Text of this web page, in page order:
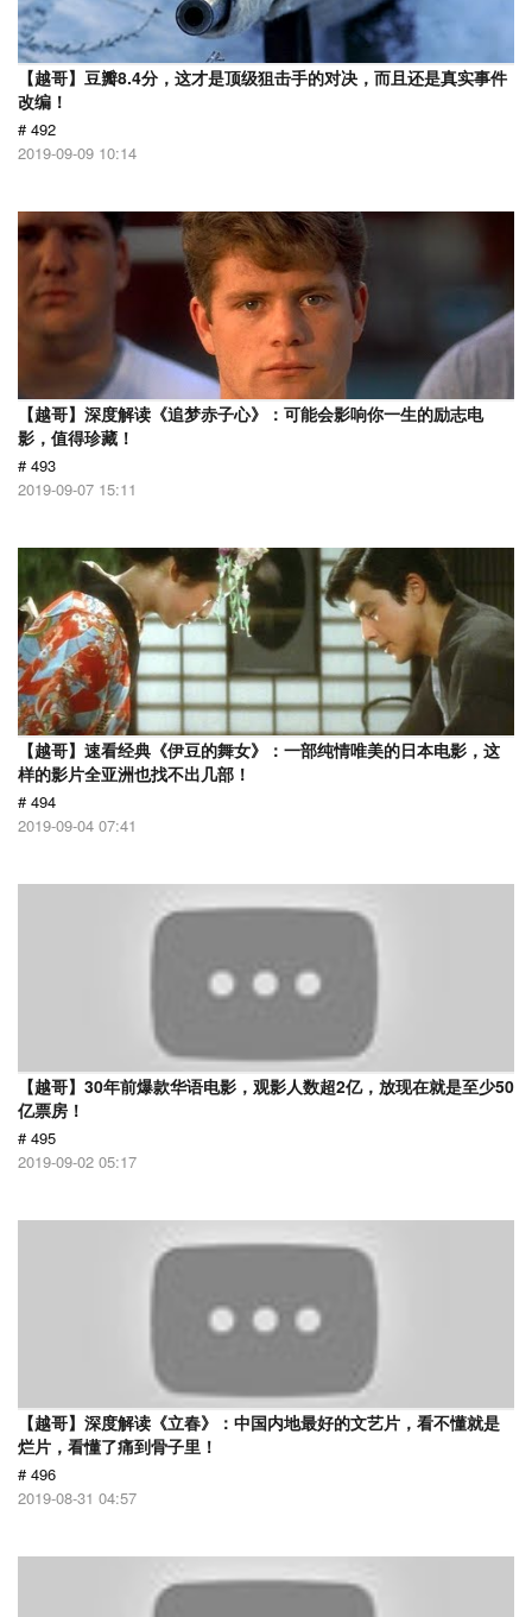
【越哥】豆瓣8.4分，这才是顶级狙击手的对决，而且还是真实事件
改编！
# 492
2019-09-09 10:14
【越哥】深度解读《追梦赤子心》：可能会影响你一生的励志电
影，值得珍藏！
# 493
2019-09-07 15:11
【越哥】速看经典《伊豆的舞女》：一部纯情唯美的日本电影，这
样的影片全亚洲也找不出几部！
# 494
2019-09-04 07:41
【越哥】30年前爆款华语电影，观影人数超2亿，放现在就是至少50
亿票房！
# 495
2019-09-02 05:17
【越哥】深度解读《立春》：中国内地最好的文艺片，看不懂就是
烂片，看懂了痛到骨子里！
# 496
2019-08-31 04:57